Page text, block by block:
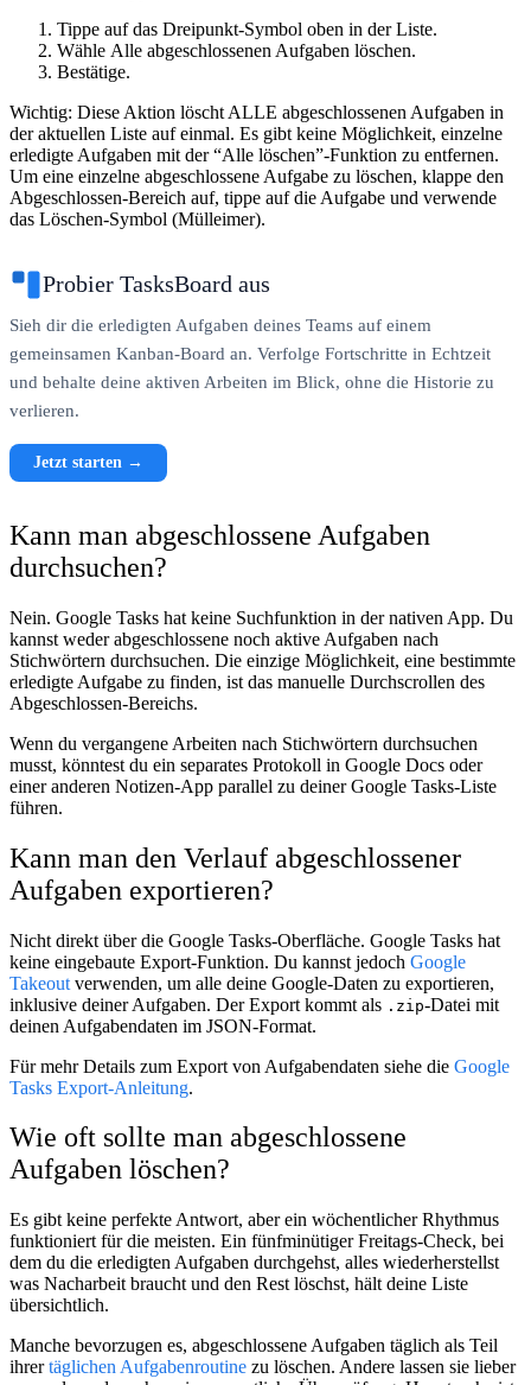
Tippe auf das Dreipunkt-Symbol oben in der Liste.
Wähle Alle abgeschlossenen Aufgaben löschen.
Bestätige.
Wichtig: Diese Aktion löscht ALLE abgeschlossenen Aufgaben in
der aktuellen Liste auf einmal. Es gibt keine Möglichkeit, einzelne
erledigte Aufgaben mit der “Alle löschen”-Funktion zu entfernen.
Um eine einzelne abgeschlossene Aufgabe zu löschen, klappe den
Abgeschlossen-Bereich auf, tippe auf die Aufgabe und verwende
das Löschen-Symbol (Mülleimer).
Probier TasksBoard aus
Sieh dir die erledigten Aufgaben deines Teams auf einem
gemeinsamen Kanban-Board an. Verfolge Fortschritte in Echtzeit
und behalte deine aktiven Arbeiten im Blick, ohne die Historie zu
verlieren.
Jetzt starten →
Kann man abgeschlossene Aufgaben
durchsuchen?
Nein. Google Tasks hat keine Suchfunktion in der nativen App. Du
kannst weder abgeschlossene noch aktive Aufgaben nach
Stichwörtern durchsuchen. Die einzige Möglichkeit, eine bestimmte
erledigte Aufgabe zu finden, ist das manuelle Durchscrollen des
Abgeschlossen-Bereichs.
Wenn du vergangene Arbeiten nach Stichwörtern durchsuchen
musst, könntest du ein separates Protokoll in Google Docs oder
einer anderen Notizen-App parallel zu deiner Google Tasks-Liste
führen.
Kann man den Verlauf abgeschlossener
Aufgaben exportieren?
Nicht direkt über die Google Tasks-Oberfläche. Google Tasks hat
keine eingebaute Export-Funktion. Du kannst jedoch Google
Takeout verwenden, um alle deine Google-Daten zu exportieren,
inklusive deiner Aufgaben. Der Export kommt als .zip-Datei mit
deinen Aufgabendaten im JSON-Format.
Für mehr Details zum Export von Aufgabendaten siehe die Google
Tasks Export-Anleitung.
Wie oft sollte man abgeschlossene
Aufgaben löschen?
Es gibt keine perfekte Antwort, aber ein wöchentlicher Rhythmus
funktioniert für die meisten. Ein fünfminütiger Freitags-Check, bei
dem du die erledigten Aufgaben durchgehst, alles wiederherstellst
was Nacharbeit braucht und den Rest löschst, hält deine Liste
übersichtlich.
Manche bevorzugen es, abgeschlossene Aufgaben täglich als Teil
ihrertäglichen Aufgabenroutine zu löschen. Andere lassen sie lieber